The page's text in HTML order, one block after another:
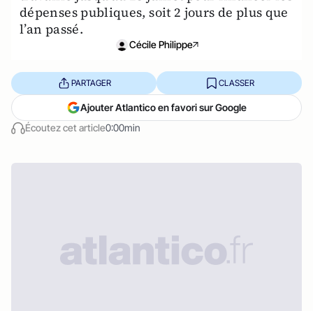
dépenses publiques, soit 2 jours de plus que
l’an passé.
Cécile Philippe
Écoutez cet article0:00min
PARTAGER CLASSER
Ajouter Atlantico en favori sur Google